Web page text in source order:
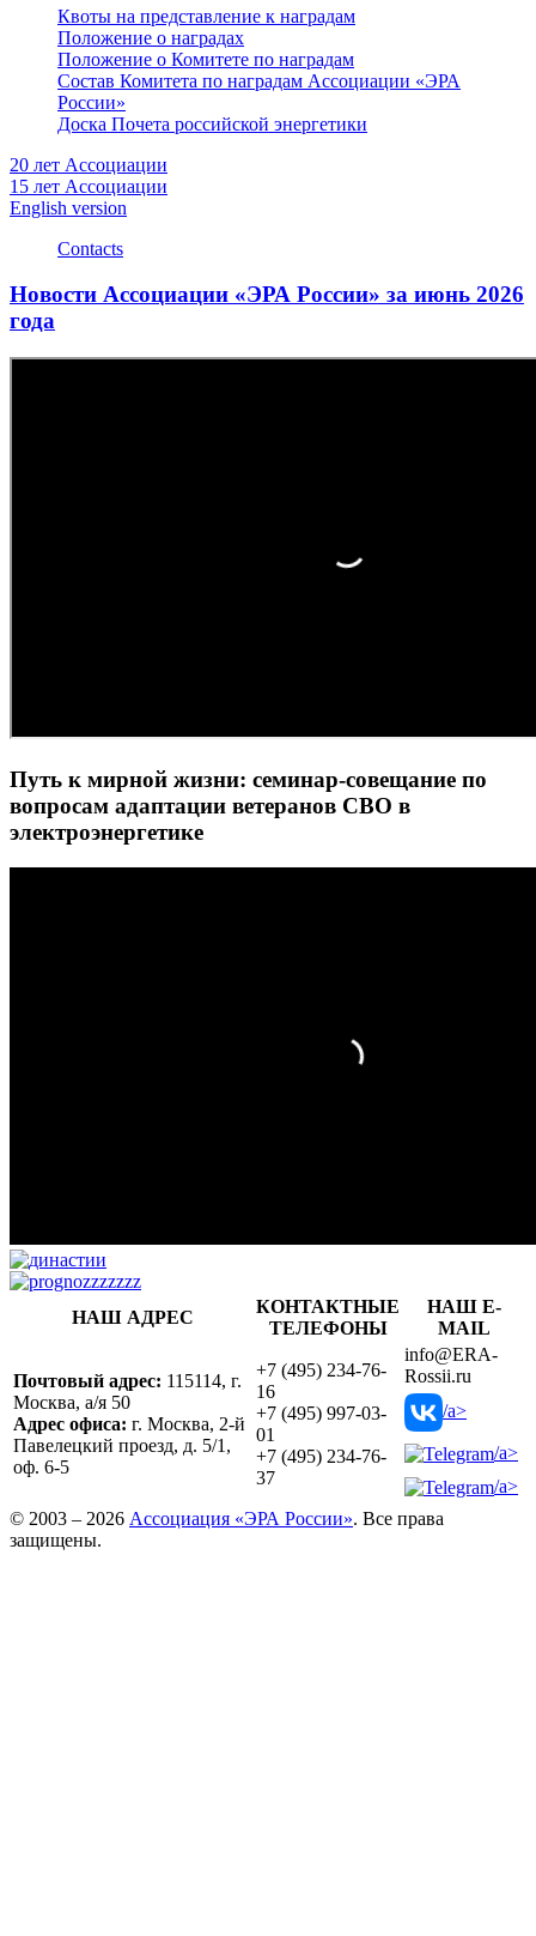
Квоты на представление к наградам
Положение о наградах
Положение о Комитете по наградам
Состав Комитета по наградам Ассоциации «ЭРА
России»
Доска Почета российской энергетики
20 лет Ассоциации
15 лет Ассоциации
English version
Contacts
Новости Ассоциации «ЭРА России» за июнь 2026
года
Путь к мирной жизни: семинар-совещание по
вопросам адаптации ветеранов СВО в
электроэнергетике
НАШ АДРЕС
КОНТАКТНЫЕ
ТЕЛЕФОНЫ
НАШ E-
MAIL
Почтовый адрес: 115114, г.
Москва, а/я 50
Адрес офиса: г. Москва, 2-й
Павелецкий проезд, д. 5/1,
оф. 6-5
+7 (495) 234-76-
16
+7 (495) 997-03-
01
+7 (495) 234-76-
37
info@ERA-
Rossii.ru
/a>
/a>
/a>
© 2003 – 2026 Ассоциация «ЭРА России». Все права
защищены.